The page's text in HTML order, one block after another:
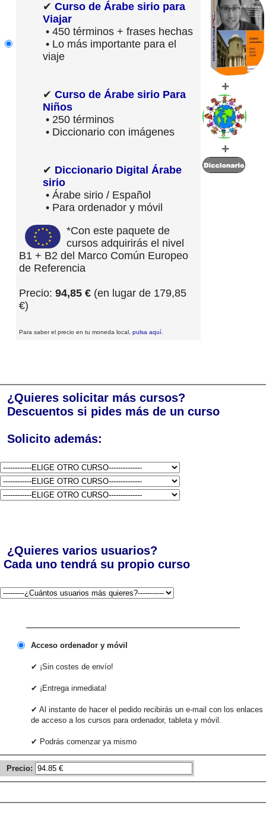
✔ Curso de Árabe sirio para
Viajar
• 450 términos + frases hechas
• Lo más importante para el
viaje
✔ Curso de Árabe sirio Para
Niños
• 250 términos
• Diccionario con imágenes
✔ Diccionario Digital Árabe
sirio
• Árabe sirio / Español
• Para ordenador y móvil
*Con este paquete de
cursos adquirirás el nivel
B1 + B2 del Marco Común Europeo
de Referencia
Precio: 94,85 € (en lugar de 179,85
€)
Para saber el precio en tu moneda local, pulsa aquí.
+
+
¿Quieres solicitar más cursos?
Descuentos si pides más de un curso
Solicito además:
¿Quieres varios usuarios?
Cada uno tendrá su propio curso
Acceso ordenador y móvil
✔ ¡Sin costes de envío!
✔ ¡Entrega inmediata!
✔ Al instante de hacer el pedido recibirás un e-mail con los enlaces
de acceso a los cursos para ordenador, tableta y móvil.
✔ Podrás comenzar ya mismo
Precio: